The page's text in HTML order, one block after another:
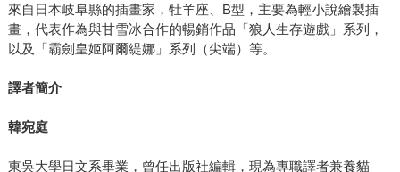
來自日本岐阜縣的插畫家，牡羊座、B型，主要為輕小說繪製插
畫，代表作為與甘雪冰合作的暢銷作品「狼人生存遊戲」系列，
以及「霸劍皇姬阿爾緹娜」系列（尖端）等。
譯者簡介
韓宛庭
東吳大學日文系畢業，曾任出版社編輯，現為專職譯者兼養貓